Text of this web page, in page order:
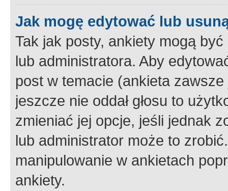
Jak mogę edytować lub
Tak jak posty, ankiety mogą
lub administratora. Aby
post w temacie (ankieta
jeszcze nie oddał głosu to
zmieniać jej opcje, jeśli jednak
lub administrator może to
manipulowanie w ankietach
ankiety.